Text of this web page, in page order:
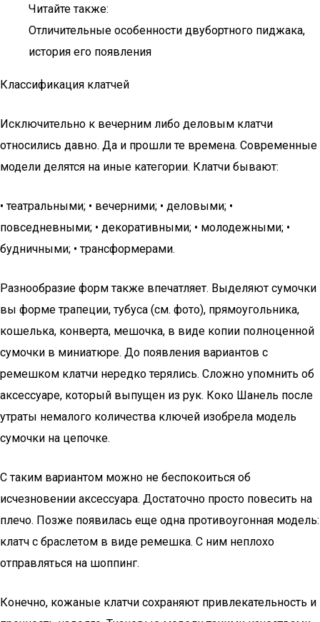
Читайте также:
Отличительные особенности двубортного пиджака,
история его появления
Классификация клатчей
Исключительно к вечерним либо деловым клатчи
относились давно. Да и прошли те времена. Современные
модели делятся на иные категории. Клатчи бывают:
• театральными; • вечерними; • деловыми; •
повседневными; • декоративными; • молодежными; •
будничными; • трансформерами.
Разнообразие форм также впечатляет. Выделяют сумочки
вы форме трапеции, тубуса (см. фото), прямоугольника,
кошелька, конверта, мешочка, в виде копии полноценной
сумочки в миниатюре. До появления вариантов с
ремешком клатчи нередко терялись. Сложно упомнить об
аксессуаре, который выпущен из рук. Коко Шанель после
утраты немалого количества ключей изобрела модель
сумочки на цепочке.
С таким вариантом можно не беспокоиться об
исчезновении аксессуара. Достаточно просто повесить на
плечо. Позже появилась еще одна противоугонная модель:
клатч с браслетом в виде ремешка. С ним неплохо
отправляться на шоппинг.
Конечно, кожаные клатчи сохраняют привлекательность и